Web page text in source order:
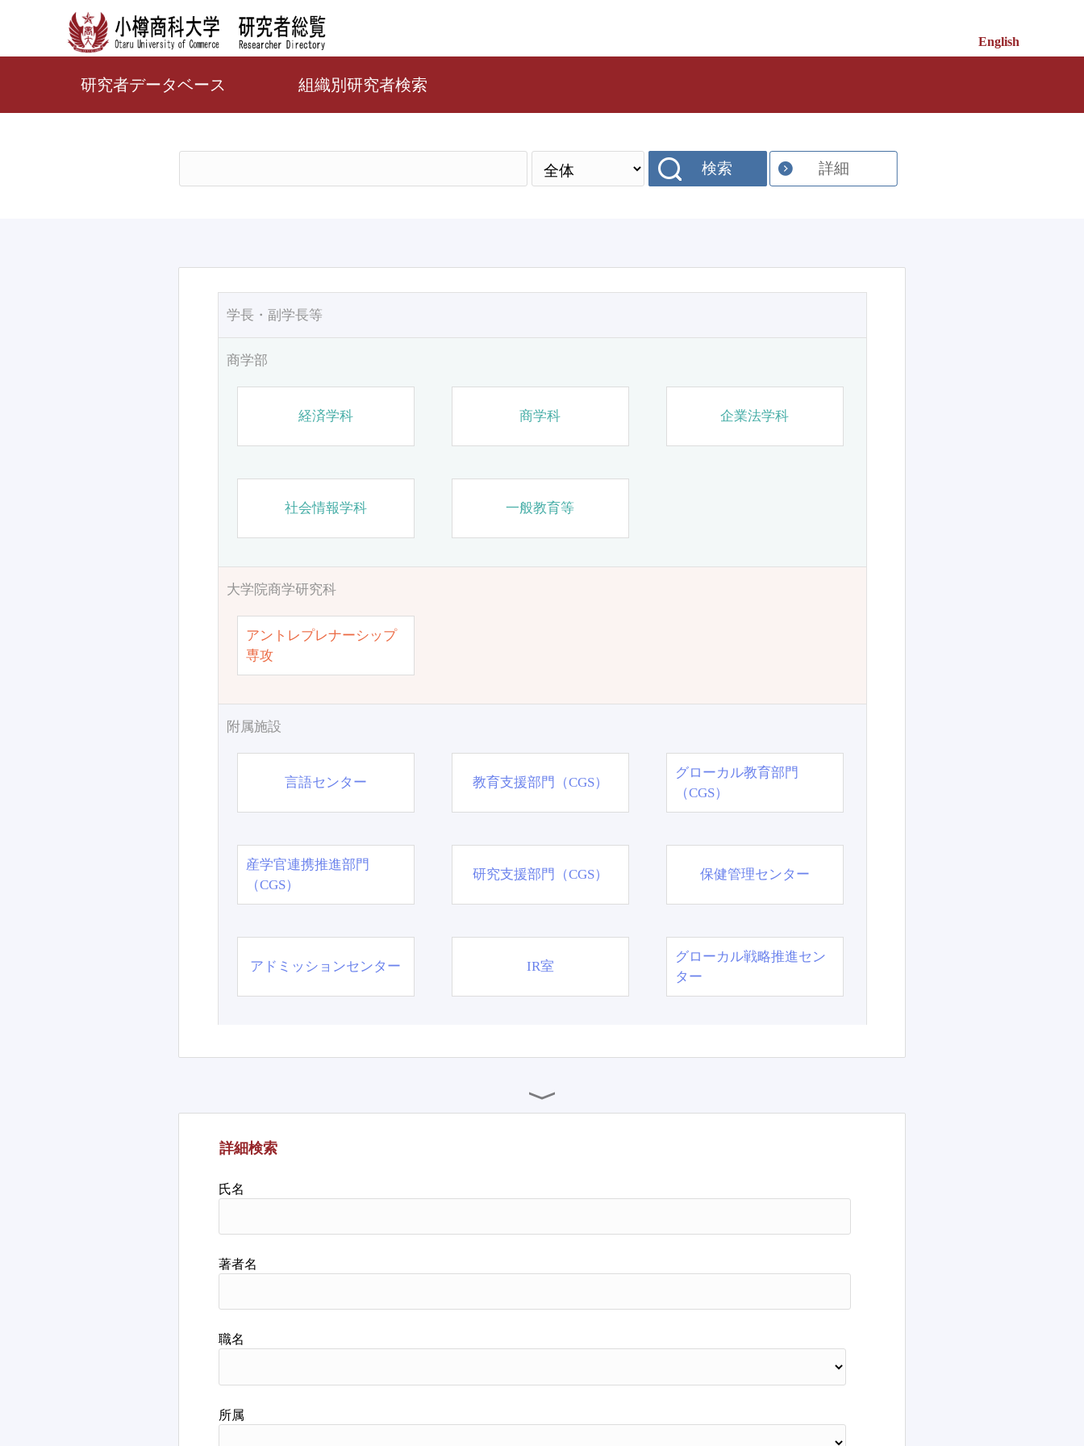
English
研究者データベース 組織別研究者検索
検索 詳細
学長・副学長等
商学部
経済学科 商学科 企業法学科
社会情報学科 一般教育等
大学院商学研究科
アントレプレナーシップ
専攻
附属施設
言語センター 教育支援部門（CGS）
グローカル教育部門
（CGS）
産学官連携推進部門
（CGS）
研究支援部門（CGS） 保健管理センター
アドミッションセンター IR室
グローカル戦略推進セン
ター
詳細検索
氏名
著者名
職名
所属